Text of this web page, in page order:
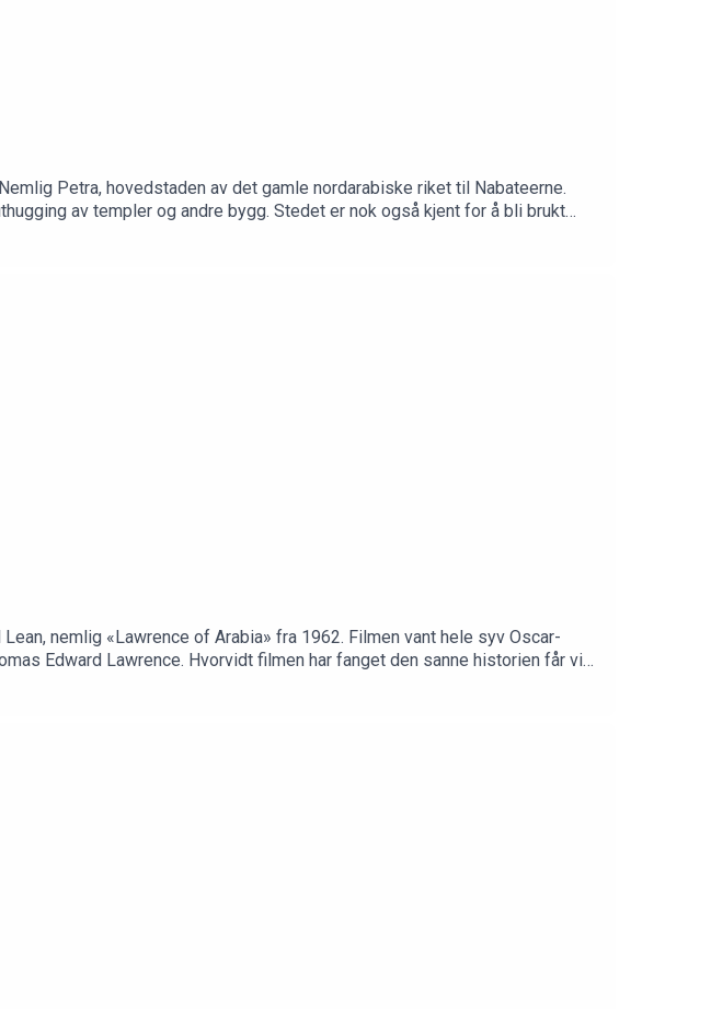
Petra, hovedstaden av det gamle nordarabiske riket til Nabateerne.
av templer og andre bygg. Stedet er nok også kjent for å bli brukt
nemlig «Lawrence of Arabia» fra 1962. Filmen vant hele syv Oscar-
Edward Lawrence. Hvorvidt filmen har fanget den sanne historien får vi